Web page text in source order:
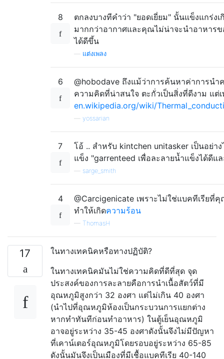
8
ตกลงบางทีคำว่า "ยอดเยี่ยม" นั้นแข็งแกร่ง
มากกว่าอากาศและคุณไม่น่าจะนำอาหาร
ได้ดีขึ้น
แต่งเพลง
6
@hobodave ถึงแม้ว่าการค้นหาค่าการนำ
ความคิดที่น่าสนใจ ตะกั่วเป็นสิ่งที่ดีงาม แต่
en.wikipedia.org/wiki/
yossarian
7
โอ้ .. สำหรับ kintchen unitasker เป็นอย่า
แข็ง "garrenteed เพื่อละลายน้ำแข็งได้ดีแ
sarge_smith
4
@Carcigenicate เพราะไม่ใช่แบคทีเรียที่
ทำให้เกิดความร้อน
— ThomasH
17
ในทางเทคนิคหรือทางปฏิบัติ?
ในทางเทคนิคมันไม่ใช่ความคิดที่ดีที่สุด จุด
ประสงค์ของการละลายคือการนำเนื้อสัตว์ที่มี
อุณหภูมิสูงกว่า 32 องศา แต่ไม่เกิน 40 องศา
(นำไปที่อุณหภูมิห้องเป็นกระบวนการแยกต่าง
หากทำทันทีก่อนทำอาหาร) ในตู้เย็นอุณหภูมิ
อาจอยู่ระหว่าง 35-45 องศาดังนั้นจึงไม่มีปัญหา
ที่เคาน์เตอร์อุณหภูมิโดยรอบอยู่ระหว่าง 65-85
ดังนั้นมันจึงเป็นเมืองที่มีเชื้อแบคทีเรีย 40-140